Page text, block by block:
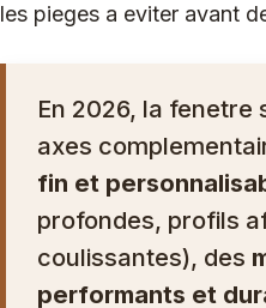
les pieges a eviter avant
En 2026, la fenetre
axes
fin et
profondes, profils
coulissantes), des
performants et